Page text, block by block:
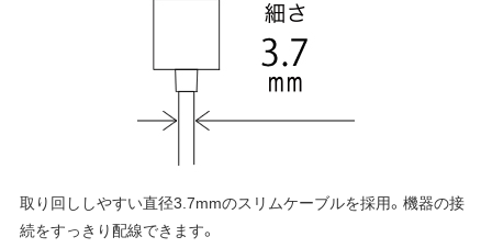
取り回ししやすい直径3.7mmのスリムケーブルを採用。機器の接
続をすっきり配線できます。